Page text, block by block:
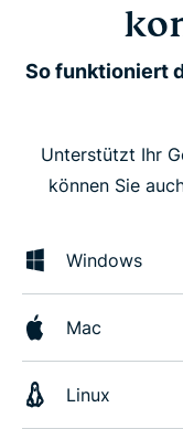
So funktioniert
Unterstützt Ihr
können Sie
Windows
Mac
Linux